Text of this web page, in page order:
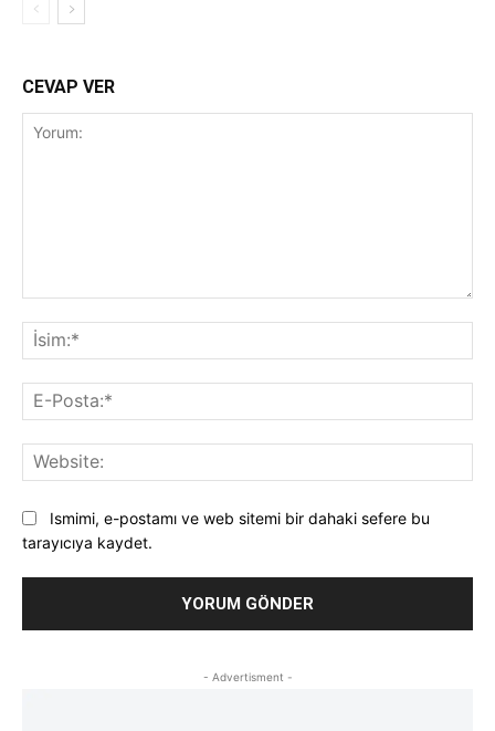
CEVAP VER
Ismimi, e-postamı ve web sitemi bir dahaki sefere bu
tarayıcıya kaydet.
- Advertisment -